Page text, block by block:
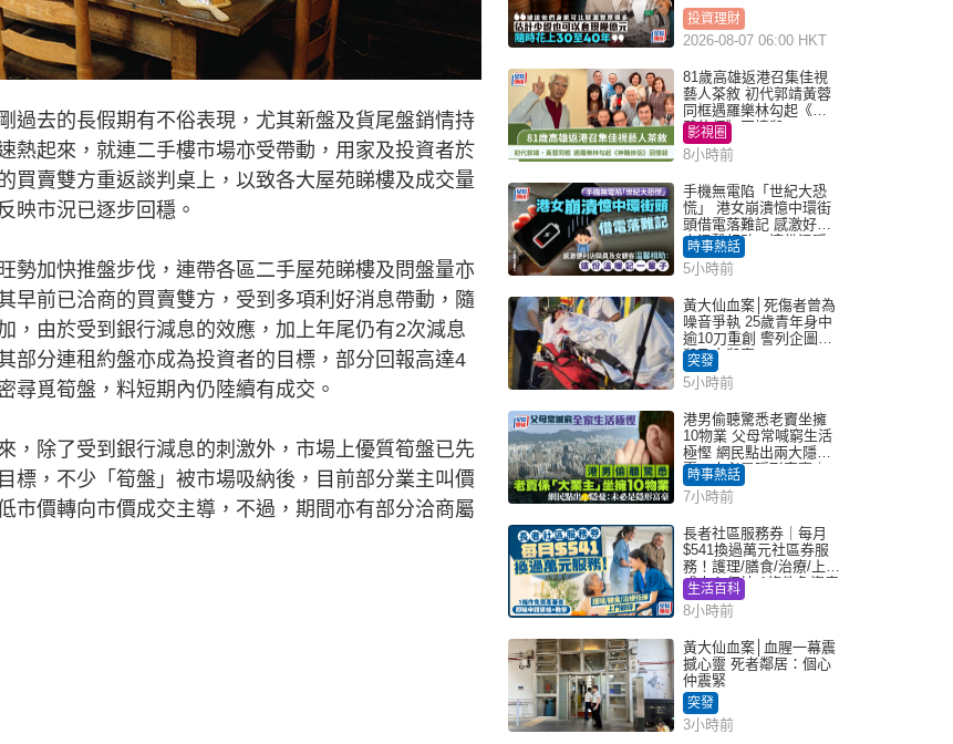
過去的長假期有不俗表現，尤其新盤及貨尾盤銷情持
熱起來，就連二手樓市場亦受帶動，用家及投資者於
買賣雙方重返談判桌上，以致各大屋苑睇樓及成交量
映市況已逐步回穩。
加快推盤步伐，連帶各區二手屋苑睇樓及問盤量亦
早前已洽商的買賣雙方，受到多項利好消息帶動，隨
，由於受到銀行減息的效應，加上年尾仍有2次減息
部分連租約盤亦成為投資者的目標，部分回報高達4
尋覓筍盤，料短期內仍陸續有成交。
除了受到銀行減息的刺激外，市場上優質筍盤已先
標，不少「筍盤」被市場吸納後，目前部分業主叫價
市價轉向市價成交主導，不過，期間亦有部分洽商屬
投資理財
2026-08-07 06:00 HKT
81歲高雄返港召集佳視
藝人茶敘 初代郭靖黃蓉
同框遇羅樂林勾起《神
鵰俠侶》回憶殺
影視圈
8小時前
手機無電陷「世紀大恐
慌」 港女崩潰憶中環街
頭借電落難記 感激好心
人溫馨相助：這份溫暖
記一輩子｜Juicy叮
時事熱話
5小時前
黃大仙血案│死傷者曾為
噪音爭執 25歲青年身中
逾10刀重創 警列企圖謀
殺及自殺案
突發
5小時前
港男偷聽驚悉老竇坐擁
10物業 父母常喊窮生活
極慳 網民點出兩大隱
憂：未必是隱形富豪｜
Juicy叮
時事熱話
7小時前
長者社區服務券｜每月
$541換過萬元社區券服
務！護理/膳食/治療/上門
或中心任揀 1條件免資產
審查（附申請資格及教
學）
生活百科
8小時前
黃大仙血案│血腥一幕震
撼心靈 死者鄰居：個心
仲震緊
突發
3小時前